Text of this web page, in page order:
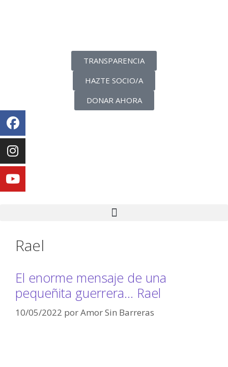
TRANSPARENCIA
HAZTE SOCIO/A
DONAR AHORA
Rael
El enorme mensaje de una
pequeñita guerrera… Rael
10/05/2022 porAmor Sin Barreras